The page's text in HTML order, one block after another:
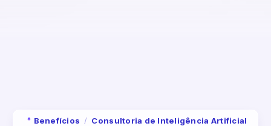
Benefícios / Consultoria de Inteligência Artificial